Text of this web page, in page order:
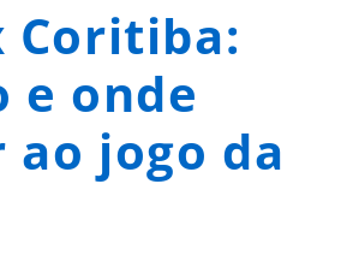
Coritiba:
e onde
jogo da